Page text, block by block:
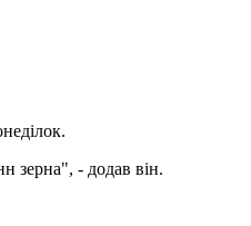
зерна", - додав він.